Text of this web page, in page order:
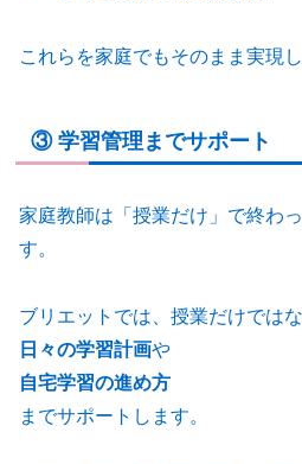
これらを家庭でもそのまま実現し
③ 学習管理までサポート
家庭教師は「授業だけ」で終わ
す。
ブリエットでは、授業だけではな
日々の学習計画や
自宅学習の進め方
までサポートします。